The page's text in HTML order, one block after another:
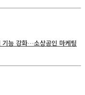
기능 강화…소상공인 마케팅